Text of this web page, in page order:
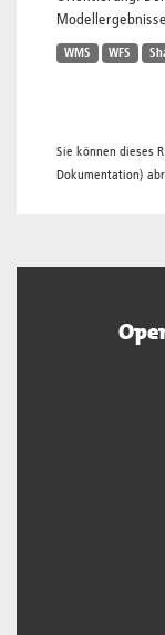
WMS WFS
Sie können dieses
Dokumentation)